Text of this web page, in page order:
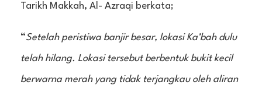
Tarikh Makkah, Al- Azraqi berkata;
“Setelah peristiwa banjir besar, lokasi Ka’bah dulu
telah hilang. Lokasi tersebut berbentuk bukit kecil
berwarna merah yang tidak terjangkau oleh aliran